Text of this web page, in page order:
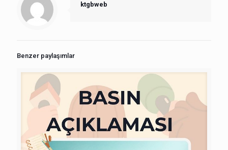
ktgbweb
Benzer paylaşımlar